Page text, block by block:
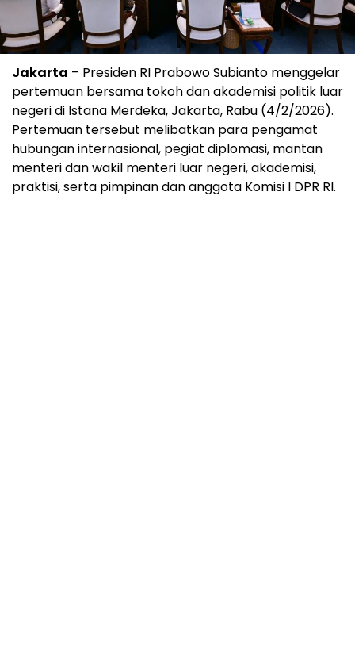
Jakarta – Presiden RI Prabowo Subianto menggelar
pertemuan bersama tokoh dan akademisi politik luar
negeri di Istana Merdeka, Jakarta, Rabu (4/2/2026).
Pertemuan tersebut melibatkan para pengamat
hubungan internasional, pegiat diplomasi, mantan
menteri dan wakil menteri luar negeri, akademisi,
praktisi, serta pimpinan dan anggota Komisi I DPR RI.